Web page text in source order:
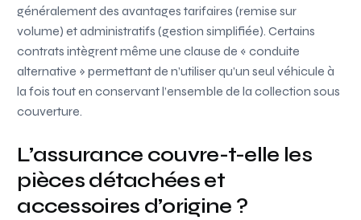
généralement des avantages tarifaires (remise sur
volume) et administratifs (gestion simplifiée). Certains
contrats intègrent même une clause de « conduite
alternative » permettant de n’utiliser qu’un seul véhicule à
la fois tout en conservant l’ensemble de la collection sous
couverture.
L’assurance couvre-t-elle les
pièces détachées et
accessoires d’origine ?